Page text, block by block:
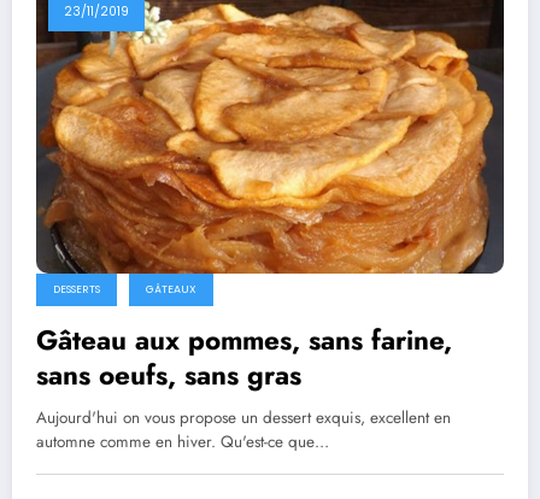
23/11/2019
DESSERTS GÂTEAUX
Gâteau aux pommes, sans farine,
sans oeufs, sans gras
Aujourd'hui on vous propose un dessert exquis, excellent en
automne comme en hiver. Qu'est-ce que…